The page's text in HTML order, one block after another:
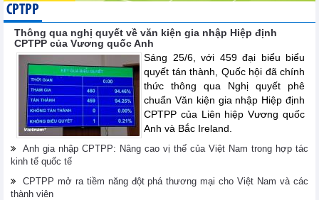
CPTPP
Thông qua nghị quyết về văn kiện gia nhập Hiệp định
CPTPP của Vương quốc Anh
Sáng 25/6, với 459 đại biểu biểu
quyết tán thành, Quốc hội đã chính
thức thông qua Nghị quyết phê
chuẩn Văn kiện gia nhập Hiệp định
CPTPP của Liên hiệp Vương quốc
Anh và Bắc Ireland.
Anh gia nhập CPTPP: Nâng cao vị thế của Việt Nam trong hợp tác
kinh tế quốc tế
CPTPP mở ra tiềm năng đột phá thương mại cho Việt Nam và các
thành viên